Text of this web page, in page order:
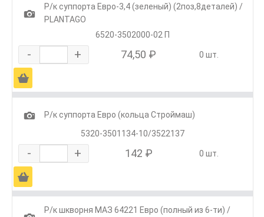
1
Р/к суппорта Евро-3,4 (зеленый) (2поз,8деталей) /
PLANTAGO
6520-3502000-02 П
- + 74,50 ₽ 0 шт.
Ä
1
Р/к суппорта Евро (кольца Строймаш)
5320-3501134-10/3522137
- + 142 ₽ 0 шт.
Ä
Р/к шкворня МАЗ 64221 Евро (полный из 6-ти) /